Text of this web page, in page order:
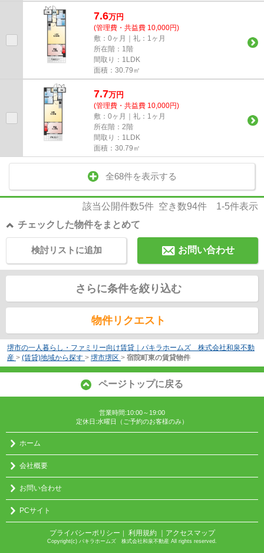
7.6万円
(管理費・共益費 10,000円)
敷：0ヶ月｜礼：1ヶ月
所在階：1階
間取り：1LDK
面積：30.79㎡
7.7万円
(管理費・共益費 10,000円)
敷：0ヶ月｜礼：1ヶ月
所在階：2階
間取り：1LDK
面積：30.79㎡
全68件を表示する
該当公開件数5件 空き数94件 1-5件表示
チェックした物件をまとめて
お問い合わせ
検討リストに追加
さらに条件を絞り込む
物件リクエスト
堺市の一人暮らし・ファミリー向け賃貸｜パキラホームズ 株式会社和泉不動
産 > (賃貸)地域から探す > 堺市堺区 > 宿院町東の賃貸物件
ページトップに戻る
営業時間:10:00～19:00
定休日:水曜日（ご予約のお客様のみ）
ホーム
会社概要
お問い合わせ
PCサイト
プライバシーポリシー ｜ 利用規約 ｜アクセスマップ
Copyright(c) パキラホームズ 株式会社和泉不動産 All rights reserved.